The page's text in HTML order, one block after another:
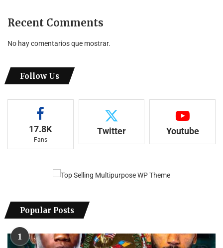
Recent Comments
No hay comentarios que mostrar.
Follow Us
17.8K
Fans
Twitter Youtube
Popular Posts
1